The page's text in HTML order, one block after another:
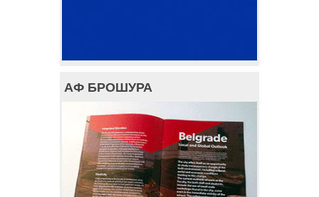
АФ БРОШУРА